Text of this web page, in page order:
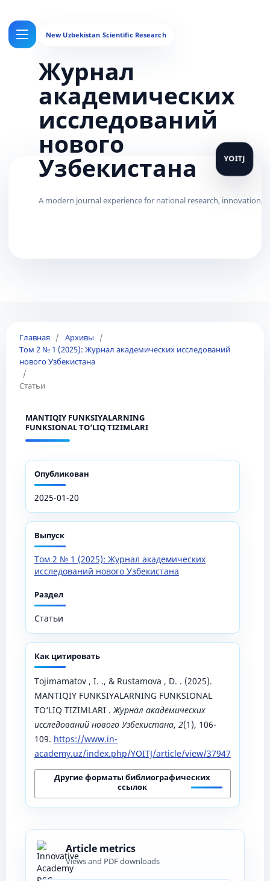
Журнал
академических
исследований
нового
Узбекистана
Главная / Архивы
/
Том 2 № 1 (2025): Журнал академических исследований
нового Узбекистана
/
Статьи
MANTIQIY FUNKSIYALARNING
FUNKSIONAL TO‘LIQ TIZIMLARI
Опубликован
2025-01-20
Выпуск
Том 2 № 1 (2025): Журнал академических
исследований нового Узбекистана
Раздел
Статьи
Как цитировать
Tojimamatov , I. ., & Rustamova , D. . (2025).
MANTIQIY FUNKSIYALARNING FUNKSIONAL
TO‘LIQ TIZIMLARI .Журнал академических
исследований нового Узбекистана, 2(1), 106-
109. https://www.in-
academy.uz/index.php/YOITJ/article/view/37947
Другие форматы библиографических
ссылок
Article metrics
Views and PDF downloads